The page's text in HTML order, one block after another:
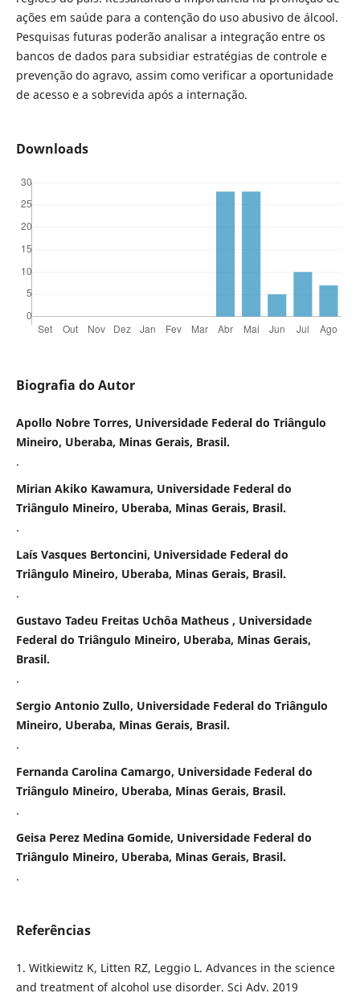
ações em saúde para a contenção do uso abusivo de álcool.
Pesquisas futuras poderão analisar a integração entre os
bancos de dados para subsidiar estratégias de controle e
prevenção do agravo, assim como verificar a oportunidade
de acesso e a sobrevida após a internação.
Downloads
Biografia do Autor
Apollo Nobre Torres, Universidade Federal do Triângulo
Mineiro, Uberaba, Minas Gerais, Brasil.
.
Mirian Akiko Kawamura, Universidade Federal do
Triângulo Mineiro, Uberaba, Minas Gerais, Brasil.
.
Laís Vasques Bertoncini, Universidade Federal do
Triângulo Mineiro, Uberaba, Minas Gerais, Brasil.
.
Gustavo Tadeu Freitas Uchôa Matheus , Universidade
Federal do Triângulo Mineiro, Uberaba, Minas Gerais,
Brasil.
.
Sergio Antonio Zullo, Universidade Federal do Triângulo
Mineiro, Uberaba, Minas Gerais, Brasil.
.
Fernanda Carolina Camargo, Universidade Federal do
Triângulo Mineiro, Uberaba, Minas Gerais, Brasil.
.
Geisa Perez Medina Gomide, Universidade Federal do
Triângulo Mineiro, Uberaba, Minas Gerais, Brasil.
.
Referências
1. Witkiewitz K, Litten RZ, Leggio L. Advances in the science
and treatment of alcohol use disorder. Sci Adv. 2019